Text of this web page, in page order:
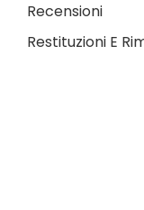
Recensioni
Restituzioni E